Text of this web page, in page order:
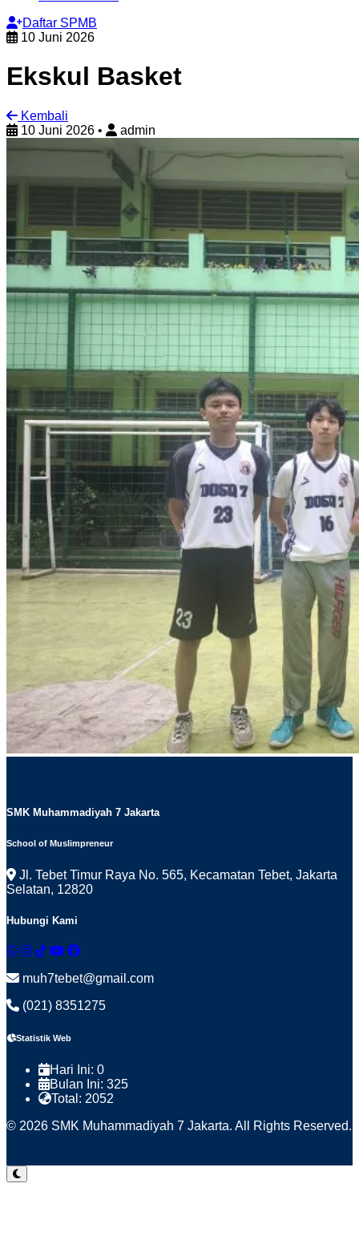
Daftar SPMB
10 Juni 2026
Ekskul Basket
Kembali
10 Juni 2026 • admin
SMK Muhammadiyah 7 Jakarta
School of Muslimpreneur
Jl. Tebet Timur Raya No. 565, Kecamatan Tebet, Jakarta
Selatan, 12820
Hubungi Kami
muh7tebet@gmail.com
(021) 8351275
Statistik Web
Hari Ini: 0
Bulan Ini: 325
Total: 2052
© 2026 SMK Muhammadiyah 7 Jakarta. All Rights Reserved.